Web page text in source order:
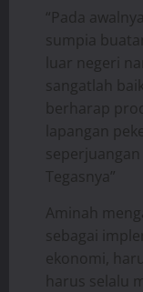
“Pada
sumpia
luar negeri
sangatlah
berharap
lapangan
seperjuangan
Tegasnya”
Aminah
sebagai
ekonomi,
harus selalu